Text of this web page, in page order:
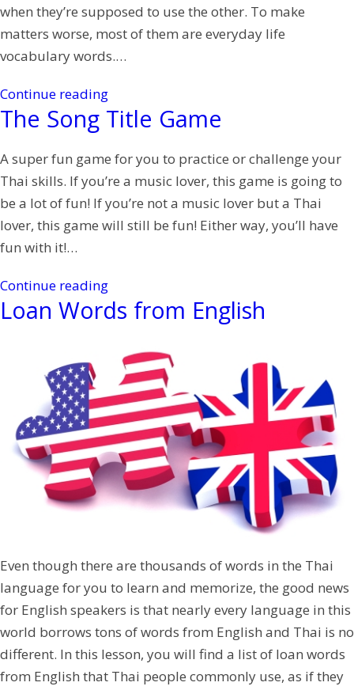
when they’re supposed to use the other. To make
matters worse, most of them are everyday life
vocabulary words.…
Continue reading
The Song Title Game
A super fun game for you to practice or challenge your
Thai skills. If you’re a music lover, this game is going to
be a lot of fun! If you’re not a music lover but a Thai
lover, this game will still be fun! Either way, you’ll have
fun with it!…
Continue reading
Loan Words from English
Even though there are thousands of words in the Thai
language for you to learn and memorize, the good news
for English speakers is that nearly every language in this
world borrows tons of words from English and Thai is no
different. In this lesson, you will find a list of loan words
from English that Thai people commonly use, as if they